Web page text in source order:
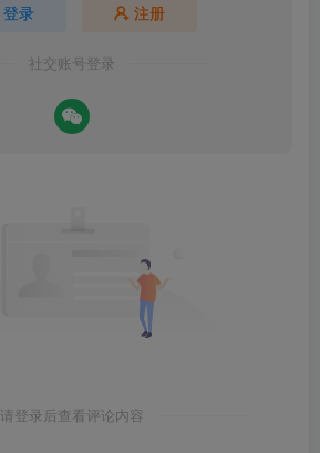
登录 注册
社交账号登录
请登录后查看评论内容